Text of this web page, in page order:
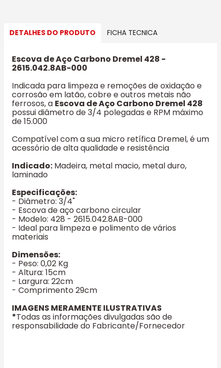
DETALHES DO PRODUTO FICHA TECNICA
Escova de Aço Carbono Dremel 428 -
2615.042.8AB-000
Indicada para limpeza e remoções de oxidação e
corrosão em latão, cobre e outros metais não
ferrosos, a Escova de Aço Carbono Dremel 428
possui diâmetro de 3/4 polegadas e RPM máximo
de 15.000
Compatível com a sua micro retífica Dremel, é um
acessório de alta qualidade e resistência
Indicado: Madeira, metal macio, metal duro,
laminado
Especificações:
- Diâmetro: 3/4"
- Escova de aço carbono circular
- Modelo: 428 - 2615.042.8AB-000
- Ideal para limpeza e polimento de vários
materiais
Dimensões:
- Peso: 0,02 Kg
- Altura: 15cm
- Largura: 22cm
- Comprimento 29cm
IMAGENS MERAMENTE ILUSTRATIVAS
*Todas as informações divulgadas são de
responsabilidade do Fabricante/Fornecedor